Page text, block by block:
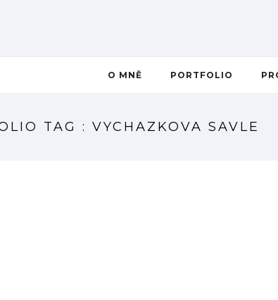
O MNĚ PORTFOLIO
TAG : VYCHAZKOVA SAVLE